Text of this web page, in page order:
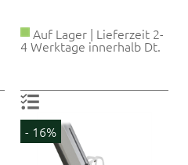
Auf Lager | Lieferzeit 2-
4 Werktage innerhalb Dt.
- 16%